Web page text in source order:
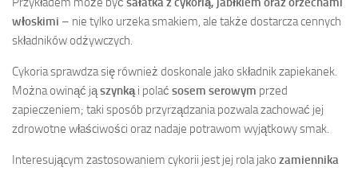
włoskimi – nie tylko urzeka smakiem, ale także dostarcza cennych
składników odżywczych.
Cykoria sprawdza się również doskonale jako składnik zapiekanek.
Można owinąć jąszynkąi polać sosem serowym przed
zapieczeniem; taki sposób przyrządzania pozwala zachować jej
zdrowotne właściwości oraz nadaje potrawom wyjątkowy smak.
Interesującym zastosowaniem cykorii jest jej rola jako zamiennika